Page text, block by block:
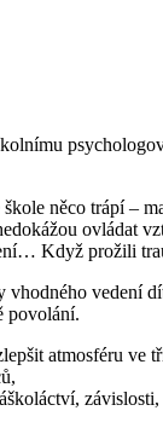
něco trápí –
ovládat
Když prožili
vhodného vedení
povolání.
atmosféru ve